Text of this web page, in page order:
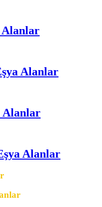
Alanlar
Alanlar
Alanlar
Alanlar